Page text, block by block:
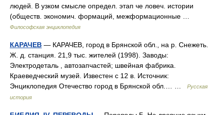
людей. В узком смысле определ. этап че ловеч. истории
(обществ. экономич. формаций, межформационные …
Философская энциклопедия
КАРАЧЕВ — КАРАЧЕВ, город в Брянской обл., на р. Снежеть.
Ж. д. станция. 21,9 тыс. жителей (1998). Заводы:
Электродеталь , автозапчастей; швейная фабрика.
Краеведческий музей. Известен с 12 в. Источник:
Энциклопедия Отечество город в Брянской обл.… …
Русская
история